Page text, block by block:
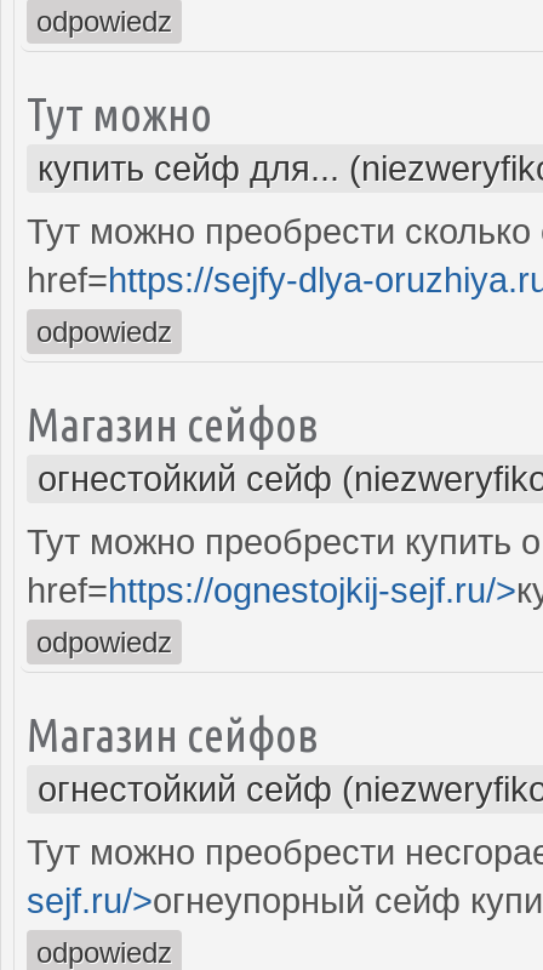
odpowiedz
Тут можно
купить сейф для...
Тут можно преобрести
href=https://sejfy-dlya-
odpowiedz
Магазин сейфов
огнестойкий сейф
Тут можно преобрести купить
href=https://ognestojkij-sejf.ru/>
odpowiedz
Магазин сейфов
огнестойкий сейф
Тут можно преобрести
sejf.ru/>огнеупорный сейф
odpowiedz